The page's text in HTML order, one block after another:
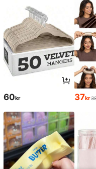
60kr 37kr